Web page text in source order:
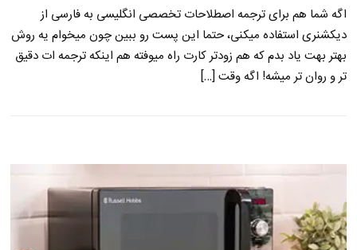
اگه شما هم برای ترجمه اصطلاحات تخصصی انگلیسی به فارسی از
دیکشنری استفاده میکنی، حتما این پست رو ببین چون میخوام یه روش
بهتر بهت یاد بدم که هم زودتر کارت راه میوفته هم اینکه ترجمه ات دقیق
تر و روان تر میشه! اگه وقت […]